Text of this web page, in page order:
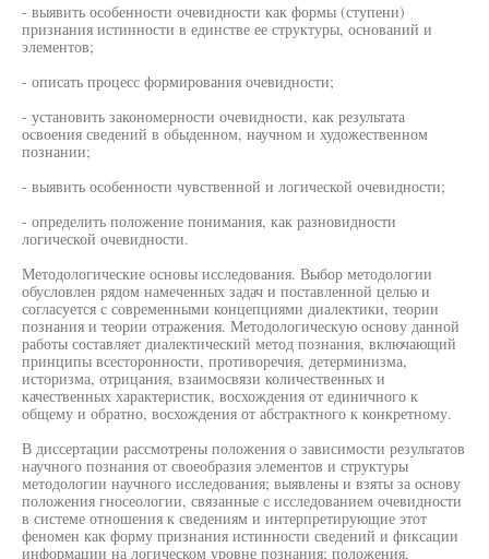
- выявить особенности очевидности как формы (ступени)
признания истинности в единстве ее структуры, оснований и
элементов;
- описать процесс формирования очевидности;
- установить закономерности очевидности, как результата
освоения сведений в обыденном, научном и художественном
познании;
- выявить особенности чувственной и логической очевидности;
- определить положение понимания, как разновидности
логической очевидности.
Методологические основы исследования. Выбор методологии
обусловлен рядом намеченных задач и поставленной целью и
согласуется с современными концепциями диалектики, теории
познания и теории отражения. Методологическую основу данной
работы составляет диалектический метод познания, включающий
принципы всесторонности, противоречия, детерминизма,
историзма, отрицания, взаимосвязи количественных и
качественных характеристик, восхождения от единичного к
общему и обратно, восхождения от абстрактного к конкретному.
В диссертации рассмотрены положения о зависимости результатов
научного познания от своеобразия элементов и структуры
методологии научного исследования; выявлены и взяты за основу
положения гносеологии, связанные с исследованием очевидности
в системе отношения к сведениям и интерпретирующие этот
феномен как форму признания истинности сведений и фиксации
информации на логическом уровне познания; положения,